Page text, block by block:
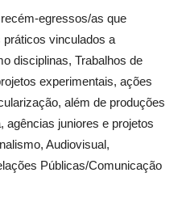
egressos/as que
vinculados a
disciplinas, Trabalhos de
experimentais, ações
além de produções
agências juniores e projetos
Audiovisual,
Públicas/Comunicação